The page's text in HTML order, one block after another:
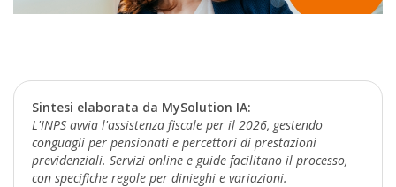
Sintesi elaborata da MySolution IA:
L'INPS avvia l'assistenza fiscale per il 2026, gestendo
conguagli per pensionati e percettori di prestazioni
previdenziali. Servizi online e guide facilitano il processo,
con specifiche regole per dinieghi e variazioni.